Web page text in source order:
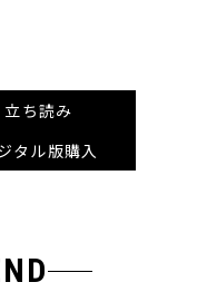
立ち読み
タル版購入